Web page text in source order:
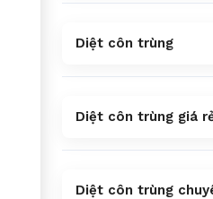
Diệt côn trùng
Diệt côn trùng giá
Diệt côn trùng